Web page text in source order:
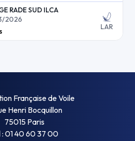
RADE SUD ILCA
2026
LAR
Française de Voile
Henri Bocquillon
75015 Paris
: 01 40 60 37 00